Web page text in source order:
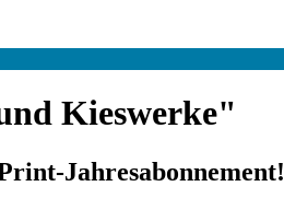
Kieswerke"
Jahresabonnement!